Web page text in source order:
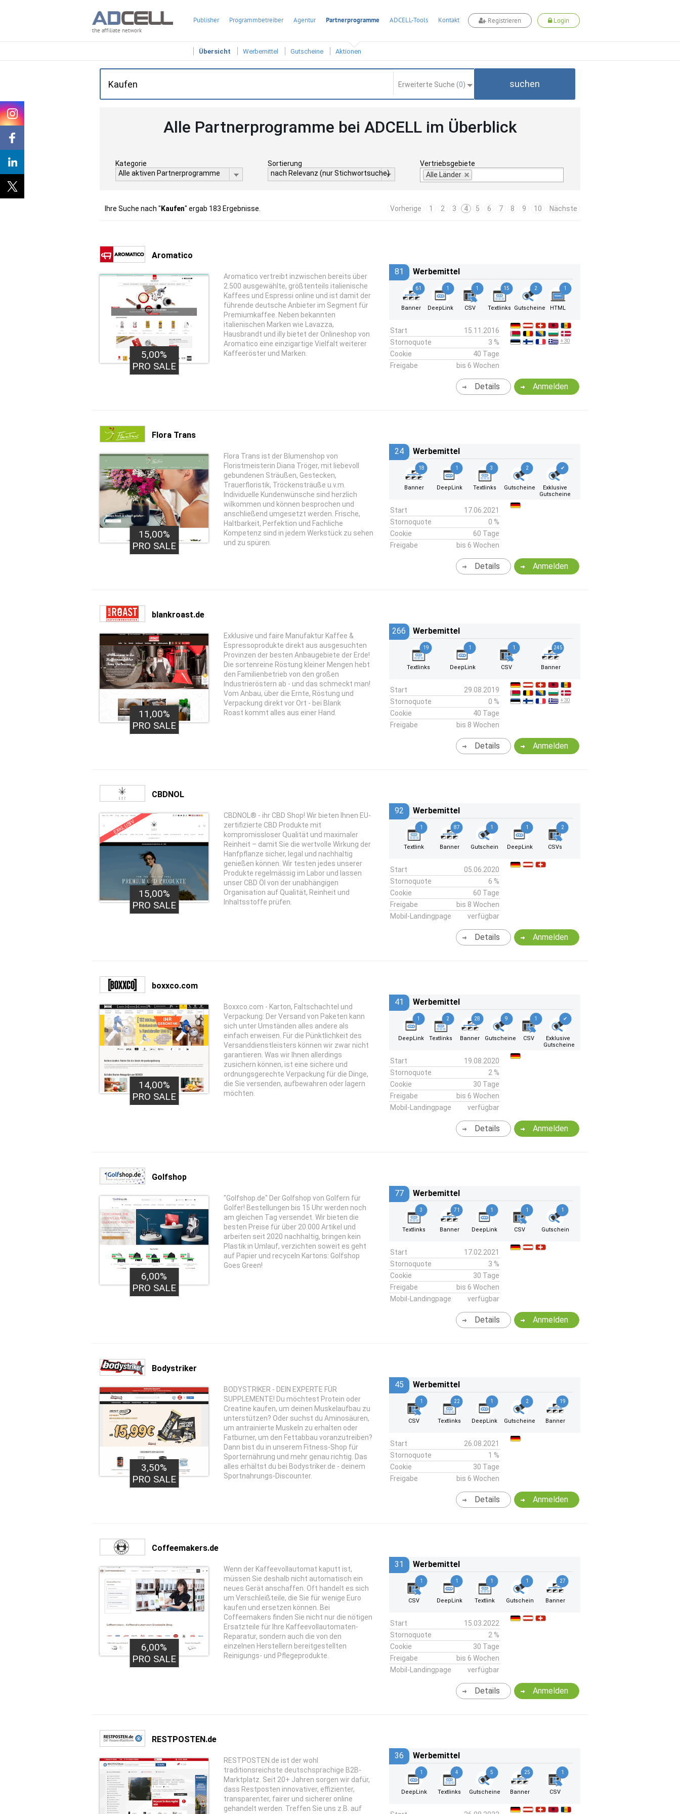
the affiliate network
Publisher Programmbetreiber Agentur Partnerprogramme ADCELL-Tools Kontakt Registrieren Login
Übersicht Werbemittel Gutscheine Aktionen
Erweiterte Suche (0) suchen
Alle Partnerprogramme bei ADCELL im Überblick
Kategorie
Alle aktiven Partnerprogramme
Sortierung
nach Relevanz (nur Stichwortsuche)
Vertriebsgebiete
Alle Länder
Ihre Suche nach " Kaufen" ergab 183 Ergebnisse. Vorherige 1 2 3 4 5 6 7 8 9 10 Nächste
Aromatico
5,00%
PRO SALE
Aromatico vertreibt inzwischen bereits über
2.500 ausgewählte, größtenteils italienische
Kaffees und Espressi online und ist damit der
führende deutsche Anbieter im Segment für
Premiumkaffee. Neben bekannten
italienischen Marken wie Lavazza,
Hausbrandt und illy bietet der Onlineshop von
Aromatico eine einzigartige Vielfalt weiterer
Kaffeeröster und Marken.
81 Werbemittel
61
Banner
1
DeepLink
1
CSV
15
Textlinks
2
Gutscheine
1
HTML
Start
15.11.2016
Stornoquote
3 %
Cookie
40 Tage
Freigabe
bis 6 Wochen
+30
Anmelden
Details
Flora Trans
15,00%
PRO SALE
Flora Trans ist der Blumenshop von
Floristmeisterin Diana Tröger, mit liebevoll
gebundenen Sträußen, Gestecken,
Trauerfloristik, Tröckensträuße u.v.m.
Individuelle Kundenwünsche sind herzlich
wilkommen und können besprochen und
anschließend umgesetzt werden. Frische,
Haltbarkeit, Perfektion und Fachliche
Kompetenz sind in jedem Werkstück zu sehen
und zu spüren.
24 Werbemittel
18
Banner
1
DeepLink
3
Textlinks
2
Gutscheine
✔
Exklusive
Gutscheine
Start
17.06.2021
Stornoquote
0 %
Cookie
60 Tage
Freigabe
bis 6 Wochen
Anmelden
Details
blankroast.de
11,00%
PRO SALE
Exklusive und faire Manufaktur Kaffee &
Espressoprodukte direkt aus ausgesuchten
Provinzen der besten Anbaugebiete der Erde!
Die sortenreine Röstung kleiner Mengen hebt
den Familienbetrieb von den großen
Industrieröstern ab - und das schmeckt man!
Vom Anbau, über die Ernte, Röstung und
Verpackung direkt vor Ort - bei Blank
Roast kommt alles aus einer Hand.
266 Werbemittel
19
Textlinks
1
DeepLink
1
CSV
245
Banner
Start
29.08.2019
Stornoquote
0 %
Cookie
40 Tage
Freigabe
bis 8 Wochen
+30
Anmelden
Details
CBDNOL
EXKLUSIV
15,00%
PRO SALE
CBDNOL® - ihr CBD Shop! Wir bieten Ihnen EU-
zertifizierte CBD Produkte mit
kompromissloser Qualität und maximaler
Reinheit – damit Sie die wertvolle Wirkung der
Hanfpflanze sicher, legal und nachhaltig
genießen können. Wir testen jedes unserer
Produkte regelmässig im Labor und lassen
unser CBD Öl von der unabhängigen
Organisation auf Qualität, Reinheit und
Inhaltsstoffe prüfen.
92 Werbemittel
1
Textlink
87
Banner
1
Gutschein
1
DeepLink
2
CSVs
Start
05.06.2020
Stornoquote
6 %
Cookie
60 Tage
Freigabe
bis 8 Wochen
Mobil-Landingpage
verfügbar
Anmelden
Details
boxxco.com
14,00%
PRO SALE
Boxxco.com - Karton, Faltschachtel und
Verpackung: Der Versand von Paketen kann
sich unter Umständen alles andere als
einfach erweisen. Für die Pünktlichkeit des
Versanddienstleisters können wir zwar nicht
garantieren. Was wir Ihnen allerdings
zusichern können, ist eine sichere und
ordnungsgerechte Verpackung für die Dinge,
die Sie versenden, aufbewahren oder lagern
möchten.
41 Werbemittel
1
DeepLink
2
Textlinks
28
Banner
9
Gutscheine
1
CSV
✔
Exklusive
Gutscheine
Start
19.08.2020
Stornoquote
2 %
Cookie
30 Tage
Freigabe
bis 6 Wochen
Mobil-Landingpage
verfügbar
Anmelden
Details
Golfshop
6,00%
PRO SALE
"Golfshop.de" Der Golfshop von Golfern für
Golfer! Bestellungen bis 15 Uhr werden noch
am gleichen Tag versendet. Wir bieten die
besten Preise für über 20.000 Artikel und
arbeiten seit 2020 nachhaltig, bringen kein
Plastik in Umlauf, verzichten soweit es geht
auf Papier und recyceln Kartons: Golfshop
Goes Green!
77 Werbemittel
3
Textlinks
71
Banner
1
DeepLink
1
CSV
1
Gutschein
Start
17.02.2021
Stornoquote
3 %
Cookie
30 Tage
Freigabe
bis 6 Wochen
Mobil-Landingpage
verfügbar
Anmelden
Details
Bodystriker
3,50%
PRO SALE
BODYSTRIKER - DEIN EXPERTE FÜR
SUPPLEMENTE! Du möchtest Protein oder
Creatine kaufen, um deinen Muskelaufbau zu
unterstützen? Oder suchst du Aminosäuren,
um antrainierte Muskeln zu erhalten oder
Fatburner, um den Fettabbau voranzutreiben?
Dann bist du in unserem Fitness-Shop für
Sporternährung und mehr genau richtig. Das
alles erhältst du bei Bodystriker.de - deinem
Sportnahrungs-Discounter.
45 Werbemittel
1
CSV
22
Textlinks
1
DeepLink
2
Gutscheine
19
Banner
Start
26.08.2021
Stornoquote
1 %
Cookie
30 Tage
Freigabe
bis 6 Wochen
Anmelden
Details
Coffeemakers.de
6,00%
PRO SALE
Wenn der Kaffeevollautomat kaputt ist,
müssen Sie deshalb nicht automatisch ein
neues Gerät anschaffen. Oft handelt es sich
um Verschleißteile, die Sie für wenige Euro
kaufen und ersetzen können. Bei
Coffeemakers finden Sie nicht nur die nötigen
Ersatzteile für Ihre Kaffeevollautomaten-
Reparatur, sondern auch die von den
einzelnen Herstellern bereitgestellten
Reinigungs- und Pflegeprodukte.
31 Werbemittel
1
CSV
1
DeepLink
1
Textlink
1
Gutschein
27
Banner
Start
15.03.2022
Stornoquote
2 %
Cookie
30 Tage
Freigabe
bis 6 Wochen
Mobil-Landingpage
verfügbar
Anmelden
Details
RESTPOSTEN.de
RESTPOSTEN.de ist der wohl
traditionsreichste deutschsprachige B2B-
Marktplatz. Seit 20+ Jahren sorgen wir dafür,
dass Restposten innovativer, effizienter,
transparenter, fairer und sicherer online
gehandelt werden. Treffen Sie uns z.B. auf
36 Werbemittel
1
DeepLink
4
Textlinks
5
Gutscheine
25
Banner
1
CSV